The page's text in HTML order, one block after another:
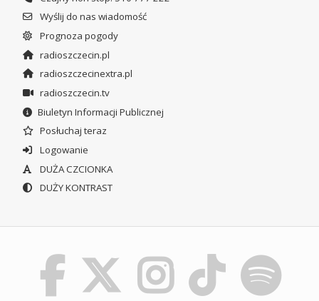
Wyślij do nas wiadomość
Prognoza pogody
radioszczecin.pl
radioszczecinextra.pl
radioszczecin.tv
Biuletyn Informacji Publicznej
Posłuchaj teraz
Logowanie
DUŻA CZCIONKA
DUŻY KONTRAST